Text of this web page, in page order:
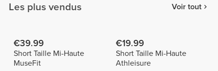
Les plus vendus Voir tout
€39.99
Short Taille Mi-Haute
MuseFit
€19.99
Short Taille Mi-Haute
Athleisure